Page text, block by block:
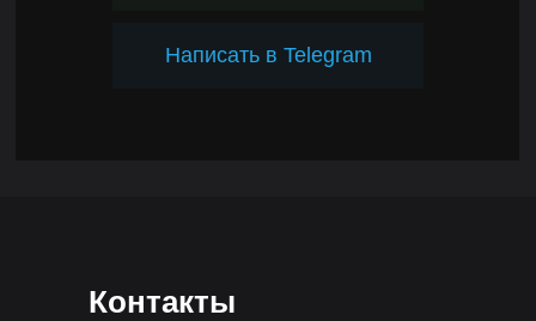
Написать в Telegram
Контакты